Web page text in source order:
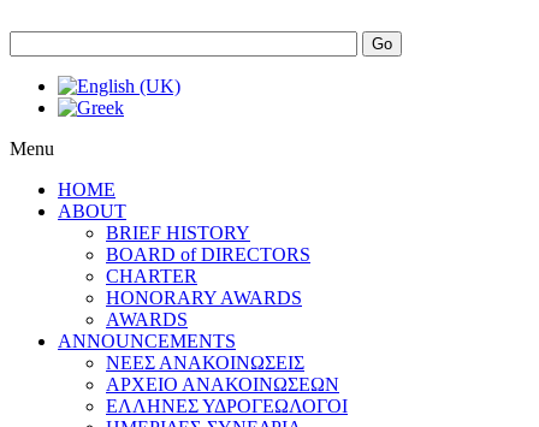
Go
Menu
HOME
ABOUT
BRIEF HISTORY
BOARD of DIRECTORS
CHARTER
HONORARY AWARDS
AWARDS
ANNOUNCEMENTS
ΝΕΕΣ ΑΝΑΚΟΙΝΩΣΕΙΣ
ΑΡΧΕΙΟ ΑΝΑΚΟΙΝΩΣΕΩΝ
ΕΛΛΗΝΕΣ ΥΔΡΟΓΕΩΛΟΓΟΙ